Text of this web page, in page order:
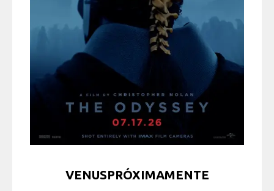
VENUSPRÓXIMAMENTE